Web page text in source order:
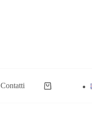
Contatti Carrello